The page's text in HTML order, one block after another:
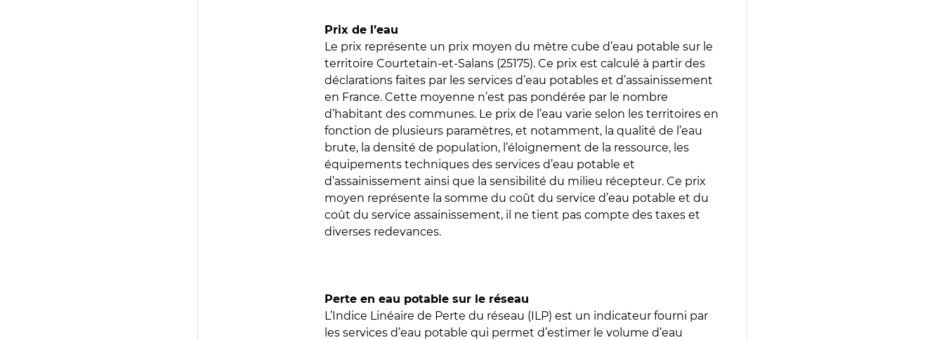
Prix de l’eau
Le prix représente un prix moyen du mètre cube d’eau potable sur le
territoire Courtetain-et-Salans (25175). Ce prix est calculé à partir des
déclarations faites par les services d’eau potables et d’assainissement
en France. Cette moyenne n’est pas pondérée par le nombre
d’habitant des communes. Le prix de l’eau varie selon les territoires en
fonction de plusieurs paramètres, et notamment, la qualité de l’eau
brute, la densité de population, l’éloignement de la ressource, les
équipements techniques des services d’eau potable et
d’assainissement ainsi que la sensibilité du milieu récepteur. Ce prix
moyen représente la somme du coût du service d’eau potable et du
coût du service assainissement, il ne tient pas compte des taxes et
diverses redevances.
Perte en eau potable sur le réseau
L’Indice Linéaire de Perte du réseau (ILP) est un indicateur fourni par
les services d’eau potable qui permet d’estimer le volume d’eau